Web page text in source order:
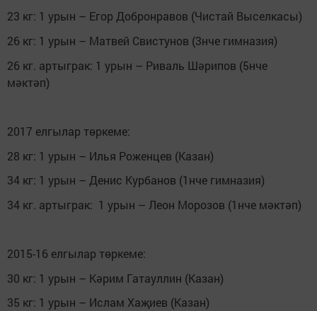
23 кг: 1 урын – Егор Добронравов (Чистай Выселкасы)
26 кг: 1 урын – Матвей Свистунов (3нче гимназия)
26 кг. артыграк: 1 урын – Риваль Шәрипов (5нче
мәктәп)
2017 елгылар төркеме:
28 кг: 1 урын – Илья Роженцев (Казан)
34 кг: 1 урын – Денис Курбанов (1нче гимназия)
34 кг. артыграк: 1 урын – Леон Морозов (1нче мәктәп)
2015-16 елгылар төркеме:
30 кг: 1 урын – Кәрим Гатауллин (Казан)
35 кг: 1 урын – Ислам Хаҗиев (Казан)